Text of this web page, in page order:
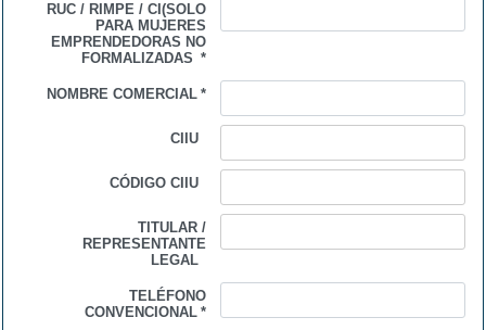
RUC / RIMPE / CI(SOLO
PARA MUJERES
EMPRENDEDORAS NO
FORMALIZADAS *
NOMBRE COMERCIAL *
CIIU
CÓDIGO CIIU
TITULAR /
REPRESENTANTE
LEGAL
TELÉFONO
CONVENCIONAL *